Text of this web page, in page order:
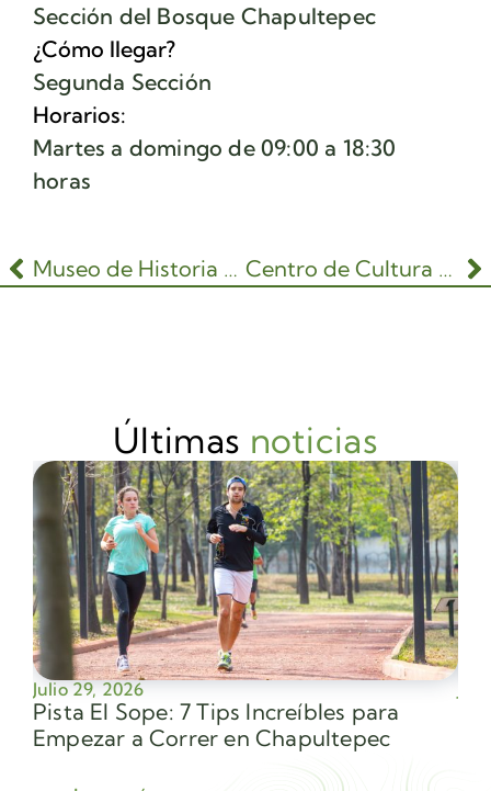
Sección del Bosque Chapultepec
¿Cómo llegar?
Segunda Sección
Horarios:
Martes a domingo de 09:00 a 18:30
horas
Museo de Historia Natural y Cultura ambiental Centro de Cultura Ambiental
Últimas noticias
Julio 29, 2026
Pista El Sope: 7 Tips Increíbles para
Empezar a Correr en Chapultepec